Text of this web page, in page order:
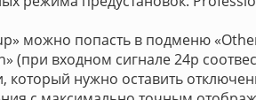
можно попасть в подменю
(при входном сигнале 24р
который нужно оставить